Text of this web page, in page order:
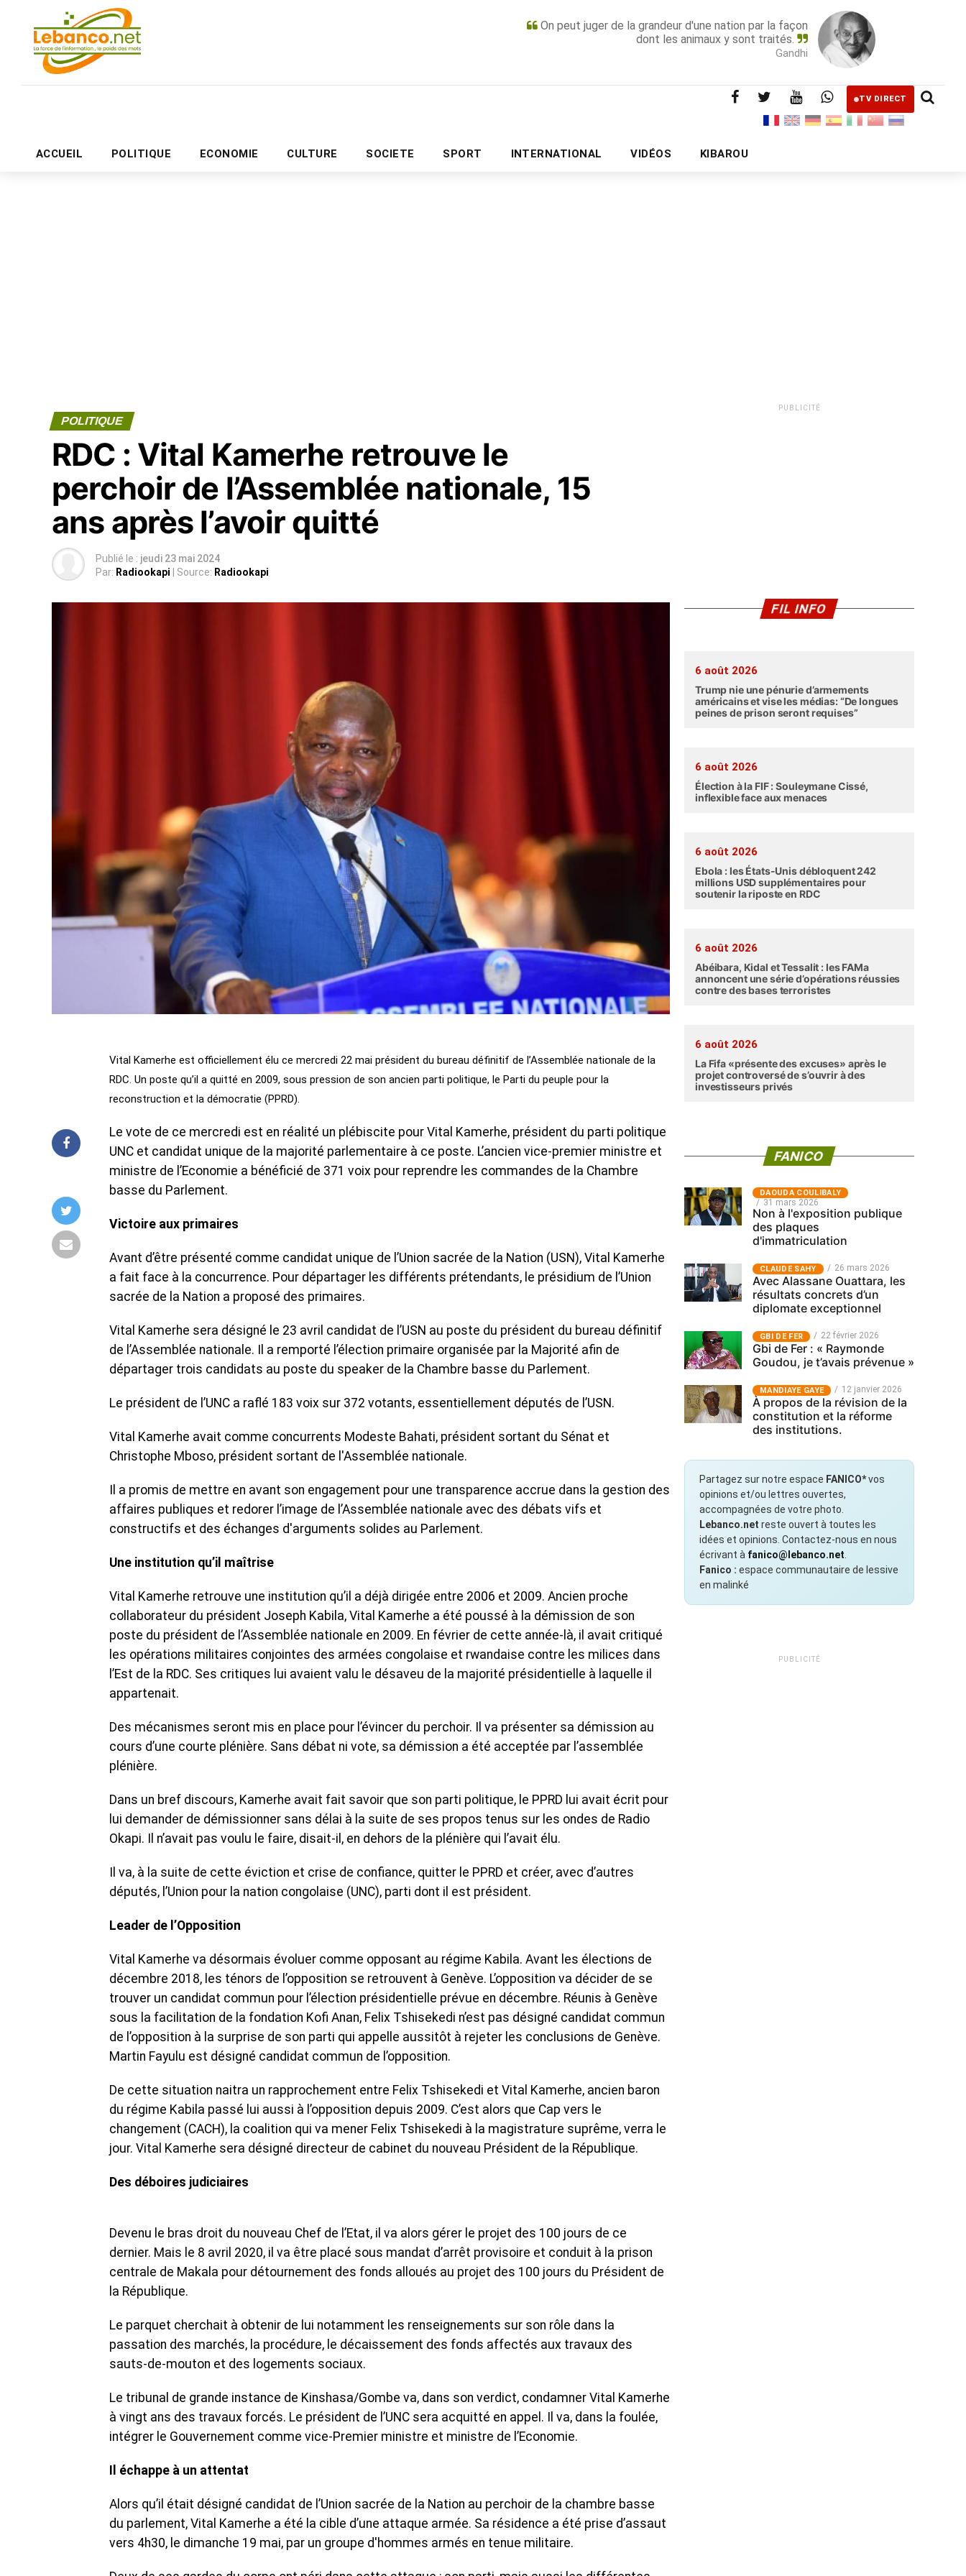
On peut juger de la grandeur d'une nation par la façon
dont les animaux y sont traités.
Gandhi
TV DIRECT
ACCUEIL POLITIQUE ECONOMIE CULTURE SOCIETE SPORT INTERNATIONAL VIDÉOS KIBAROU
PUBLICITÉ
POLITIQUE
RDC : Vital Kamerhe retrouve le
perchoir de l’Assemblée nationale, 15
ans après l’avoir quitté
Publié le : jeudi 23 mai 2024
Par: Radiookapi | Source: Radiookapi
Vital Kamerhe est officiellement élu ce mercredi 22 mai président du bureau définitif de l’Assemblée nationale de la
RDC. Un poste qu’il a quitté en 2009, sous pression de son ancien parti politique, le Parti du peuple pour la
reconstruction et la démocratie (PPRD).
Le vote de ce mercredi est en réalité un plébiscite pour Vital Kamerhe, président du parti politique
UNC et candidat unique de la majorité parlementaire à ce poste. L’ancien vice-premier ministre et
ministre de l’Economie a bénéficié de 371 voix pour reprendre les commandes de la Chambre
basse du Parlement.
Victoire aux primaires
Avant d’être présenté comme candidat unique de l’Union sacrée de la Nation (USN), Vital Kamerhe
a fait face à la concurrence. Pour départager les différents prétendants, le présidium de l’Union
sacrée de la Nation a proposé des primaires.
Vital Kamerhe sera désigné le 23 avril candidat de l’USN au poste du président du bureau définitif
de l’Assemblée nationale. Il a remporté l’élection primaire organisée par la Majorité afin de
départager trois candidats au poste du speaker de la Chambre basse du Parlement.
Le président de l’UNC a raflé 183 voix sur 372 votants, essentiellement députés de l’USN.
Vital Kamerhe avait comme concurrents Modeste Bahati, président sortant du Sénat et
Christophe Mboso, président sortant de l'Assemblée nationale.
Il a promis de mettre en avant son engagement pour une transparence accrue dans la gestion des
affaires publiques et redorer l’image de l’Assemblée nationale avec des débats vifs et
constructifs et des échanges d'arguments solides au Parlement.
Une institution qu’il maîtrise
Vital Kamerhe retrouve une institution qu’il a déjà dirigée entre 2006 et 2009. Ancien proche
collaborateur du président Joseph Kabila, Vital Kamerhe a été poussé à la démission de son
poste du président de l’Assemblée nationale en 2009. En février de cette année-là, il avait critiqué
les opérations militaires conjointes des armées congolaise et rwandaise contre les milices dans
l’Est de la RDC. Ses critiques lui avaient valu le désaveu de la majorité présidentielle à laquelle il
appartenait.
Des mécanismes seront mis en place pour l’évincer du perchoir. Il va présenter sa démission au
cours d’une courte plénière. Sans débat ni vote, sa démission a été acceptée par l’assemblée
plénière.
Dans un bref discours, Kamerhe avait fait savoir que son parti politique, le PPRD lui avait écrit pour
lui demander de démissionner sans délai à la suite de ses propos tenus sur les ondes de Radio
Okapi. Il n’avait pas voulu le faire, disait-il, en dehors de la plénière qui l’avait élu.
Il va, à la suite de cette éviction et crise de confiance, quitter le PPRD et créer, avec d’autres
députés, l’Union pour la nation congolaise (UNC), parti dont il est président.
Leader de l’Opposition
Vital Kamerhe va désormais évoluer comme opposant au régime Kabila. Avant les élections de
décembre 2018, les ténors de l’opposition se retrouvent à Genève. L’opposition va décider de se
trouver un candidat commun pour l’élection présidentielle prévue en décembre. Réunis à Genève
sous la facilitation de la fondation Kofi Anan, Felix Tshisekedi n’est pas désigné candidat commun
de l’opposition à la surprise de son parti qui appelle aussitôt à rejeter les conclusions de Genève.
Martin Fayulu est désigné candidat commun de l’opposition.
De cette situation naitra un rapprochement entre Felix Tshisekedi et Vital Kamerhe, ancien baron
du régime Kabila passé lui aussi à l’opposition depuis 2009. C’est alors que Cap vers le
changement (CACH), la coalition qui va mener Felix Tshisekedi à la magistrature suprême, verra le
jour. Vital Kamerhe sera désigné directeur de cabinet du nouveau Président de la République.
Des déboires judiciaires
Devenu le bras droit du nouveau Chef de l’Etat, il va alors gérer le projet des 100 jours de ce
dernier. Mais le 8 avril 2020, il va être placé sous mandat d’arrêt provisoire et conduit à la prison
centrale de Makala pour détournement des fonds alloués au projet des 100 jours du Président de
la République.
Le parquet cherchait à obtenir de lui notamment les renseignements sur son rôle dans la
passation des marchés, la procédure, le décaissement des fonds affectés aux travaux des
sauts-de-mouton et des logements sociaux.
Le tribunal de grande instance de Kinshasa/Gombe va, dans son verdict, condamner Vital Kamerhe
à vingt ans des travaux forcés. Le président de l’UNC sera acquitté en appel. Il va, dans la foulée,
intégrer le Gouvernement comme vice-Premier ministre et ministre de l’Economie.
Il échappe à un attentat
Alors qu’il était désigné candidat de l’Union sacrée de la Nation au perchoir de la chambre basse
du parlement, Vital Kamerhe a été la cible d’une attaque armée. Sa résidence a été prise d’assaut
vers 4h30, le dimanche 19 mai, par un groupe d'hommes armés en tenue militaire.
PUBLICITÉ
FIL INFO
6 août 2026
Trump nie une pénurie d’armements
américains et vise les médias: “De longues
peines de prison seront requises”
6 août 2026
Élection à la FIF : Souleymane Cissé,
inflexible face aux menaces
6 août 2026
Ebola : les États-Unis débloquent 242
millions USD supplémentaires pour
soutenir la riposte en RDC
6 août 2026
Abéibara, Kidal et Tessalit : les FAMa
annoncent une série d’opérations réussies
contre des bases terroristes
6 août 2026
La Fifa «présente des excuses» après le
projet controversé de s’ouvrir à des
investisseurs privés
FANICO
‎DAOUDA COULIBALY
31 mars 2026
Non à l'exposition publique
des plaques
d'immatriculation
CLAUDE SAHY 26 mars 2026
Avec Alassane Ouattara, les
résultats concrets d’un
diplomate exceptionnel
GBI DE FER 22 février 2026
Gbi de Fer : « Raymonde
Goudou, je t’avais prévenue »
MANDIAYE GAYE 12 janvier 2026
À propos de la révision de la
constitution et la réforme
des institutions.
Partagez sur notre espace FANICO*vos
opinions et/ou lettres ouvertes,
accompagnées de votre photo.
Lebanco.net reste ouvert à toutes les
idées et opinions. Contactez-nous en nous
écrivant à fanico@lebanco.net
Fanico : espace communautaire de lessive
en malinké
PUBLICITÉ